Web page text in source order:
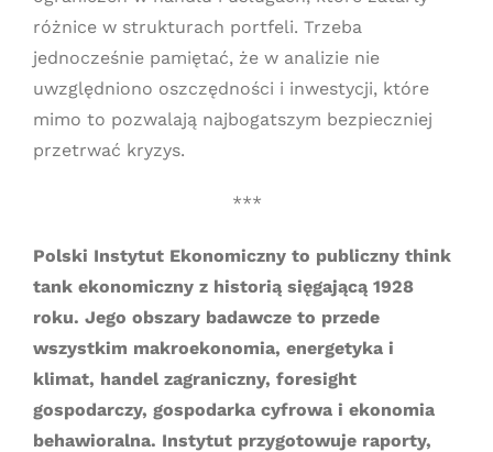
różnice w strukturach portfeli. Trzeba
jednocześnie pamiętać, że w analizie nie
uwzględniono oszczędności i inwestycji, które
mimo to pozwalają najbogatszym bezpieczniej
przetrwać kryzys.
***
Polski Instytut Ekonomiczny to publiczny think
tank ekonomiczny z historią sięgającą 1928
roku. Jego obszary badawcze to przede
wszystkim makroekonomia, energetyka i
klimat, handel zagraniczny, foresight
gospodarczy, gospodarka cyfrowa i ekonomia
behawioralna. Instytut przygotowuje raporty,